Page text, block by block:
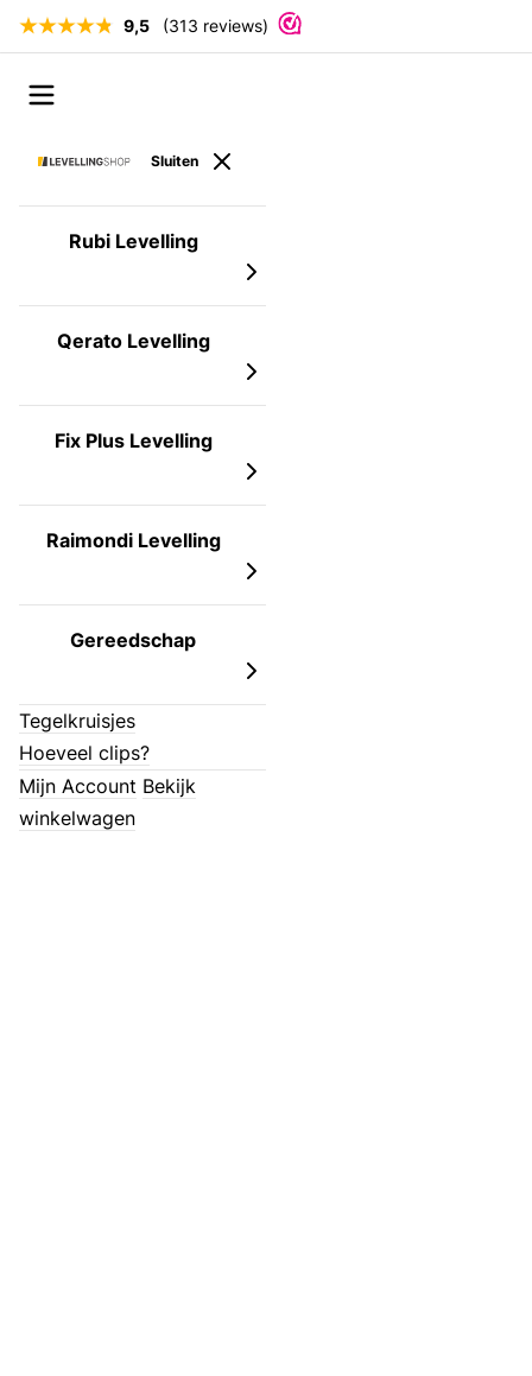
9,5 (313 reviews)
Open menu
Sluiten
Rubi Levelling
Qerato Levelling
Fix Plus Levelling
Raimondi Levelling
Gereedschap
Tegelkruisjes
Hoeveel clips?
Mijn Account Bekijk
winkelwagen